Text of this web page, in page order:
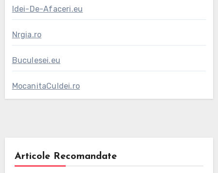
Idei-De-Afaceri.eu
Nrgia.ro
Buculesei.eu
MocanitaCuIdei.ro
Articole Recomandate